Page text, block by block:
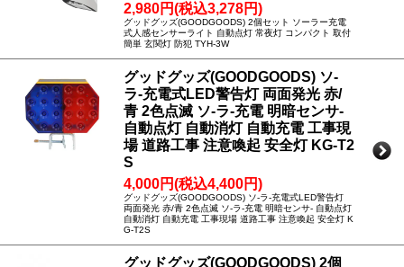
2,980円(税込3,278円)
グッドグッズ(GOODGOODS) 2個セット ソーラー充電
式人感センサーライト 自動点灯 常夜灯 コンパクト 取付
簡単 玄関灯 防犯 TYH-3W
グッドグッズ(GOODGOODS) ソ-
ラ-充電式LED警告灯 両面発光 赤/
青 2色点滅 ソ-ラ-充電 明暗センサ-
自動点灯 自動消灯 自動充電 工事現
場 道路工事 注意喚起 安全灯 KG-T2
S
4,000円(税込4,400円)
グッドグッズ(GOODGOODS) ソ-ラ-充電式LED警告灯
両面発光 赤/青 2色点滅 ソ-ラ-充電 明暗センサ- 自動点灯
自動消灯 自動充電 工事現場 道路工事 注意喚起 安全灯 K
G-T2S
グッドグッズ(GOODGOODS) 2個